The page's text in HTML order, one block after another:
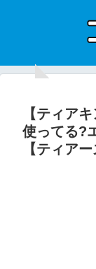
【ティア
使ってる?
【ティア